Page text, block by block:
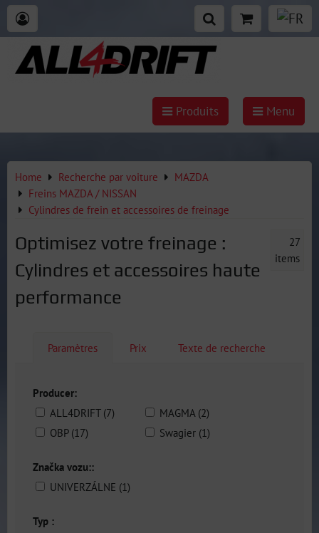
Produits Menu
Home Recherche par voiture
MAZDA
Freins MAZDA / NISSAN
Cylindres de frein et accessoires de freinage
Optimisez votre freinage :
Cylindres et accessoires haute
performance
27
items
Paramètres Prix Texte de recherche
Producer:
ALL4DRIFT (7)
MAGMA (2)
OBP (17)
Swagier (1)
Značka vozu::
UNIVERZÁLNE (1)
Typ :